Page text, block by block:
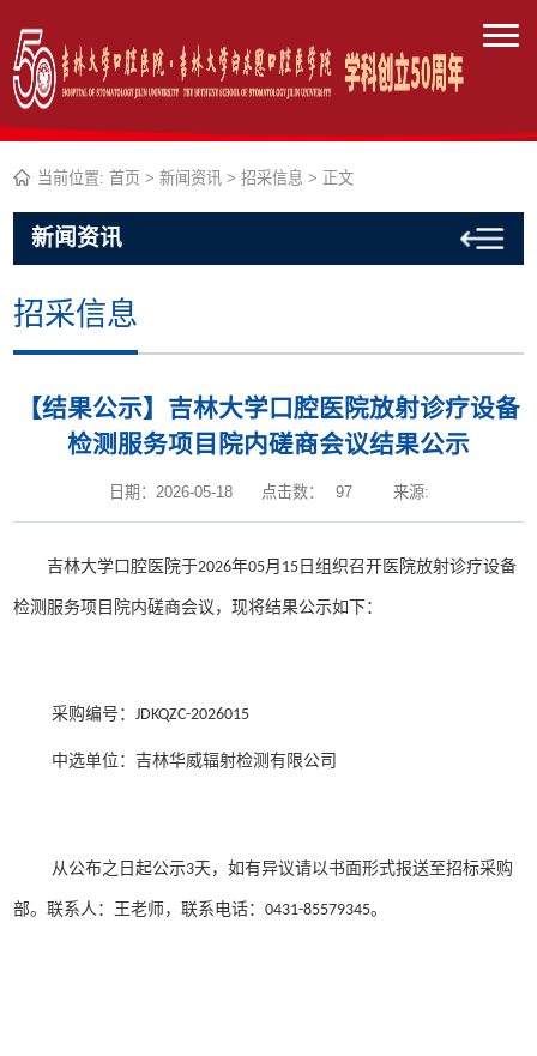
当前位置:首页 >新闻资讯 >招采信息 > 正文
新闻资讯
招采信息
【结果公示】吉林大学口腔医院放射诊疗设备
检测服务项目院内磋商会议结果公示
日期：2026-05-18 点击数： 97 来源:
吉林大学口腔医院于2026年05月 15 日组织召开医院放射诊疗设备
检测服务项目院内磋商会议，现将结果公示如下：
采购编号：JDKQZC-2026015
中选单位：吉林华威辐射检测有限公司
从公布之日起公示3天，如有异议请以书面形式报送至招标采购
部。联系人： 王老师，联系电话：0431-85579345。